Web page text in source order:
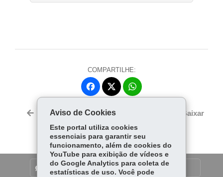
COMPARTILHE:
Fa
ce
bo
er
ha
Voltar Início Baixar
DENUNCIE CORRUPÇÃO
Aviso de Cookies
Este portal utiliza cookies
essenciais para garantir seu
funcionamento, além de cookies do
YouTube para exibição de vídeos e
do Google Analytics para coleta de
estatísticas de uso. Você pode